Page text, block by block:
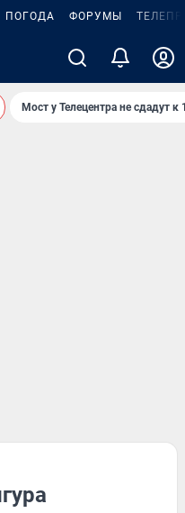
ПОГОДА ФОРУМЫ
Мост у Телецентра не сдадут к